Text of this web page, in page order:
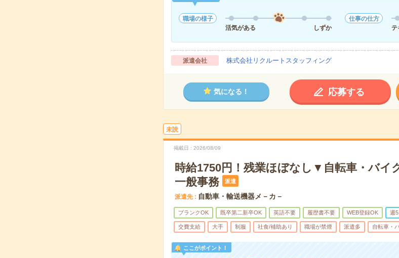
職場の様子
活気がある
しずか
仕事の仕方
テ
派遣会社 株式会社リクルートスタッフィング
気になる！ 応募する
未読
掲載日 2026/08/09
時給1750円！残業ほぼなし▼自転車・バイ
一般事務
派遣
派遣先 自動車・輸送機器メ－カ－
ブランクOK 既卒第二新卒OK 英語不要 履歴書不要 WEB登録OK 週
交費支給 大手 制服 社食/補助あり 職場が禁煙 派遣多 自転車・
ここがポイント！